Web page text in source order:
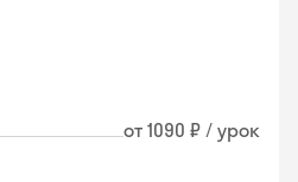
от 1090 ₽ / урок